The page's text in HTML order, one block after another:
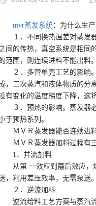
mvr蒸发系统：为什么生
１．不同换热温差对蒸发器
间的传热，真空系统是相同
范围，则连续进料不能出料。
２．多管单壳工艺的影响。
，二次蒸汽和液体物质的分
有变化的温度梯度下降，这
３．预热的影响。蒸发器必
于预热系列。
ＭＶＲ蒸发器能否连续进料
ＭＶＲ蒸发器加料过程有三
1．并流加料
从第 一效应到蕞后效应，熔
，利用差压效率，无需泵送。
２．逆流加料
逆流给料工艺方案与蒸汽流